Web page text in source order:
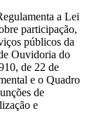
a Lei
participação,
públicos da
Ouvidoria do
de 22 de
e o Quadro
de
e